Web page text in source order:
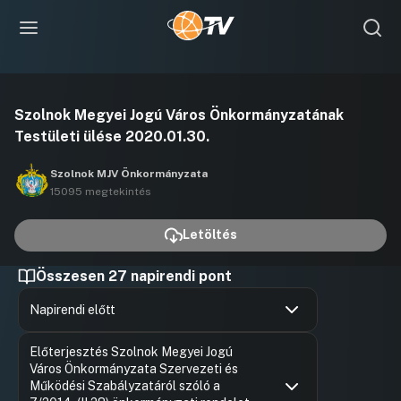
lejátszása
Szolnok Megyei Jogú Város Önkormányzatának
Testületi ülése 2020.01.30.
Szolnok MJV Önkormányzata
15095 megtekintés
Letöltés
Összesen 27 napirendi pont
Napirendi előtt
Előterjesztés Szolnok Megyei Jogú
Város Önkormányzata Szervezeti és
Működési Szabályzatáról szóló a